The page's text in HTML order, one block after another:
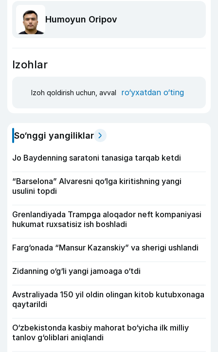
Humoyun Oripov
Izohlar
Izoh qoldirish uchun, avval ro‘yxatdan o‘ting
So‘nggi yangiliklar
Jo Baydenning saratoni tanasiga tarqab ketdi
“Barselona” Alvaresni qo‘lga kiritishning yangi
usulini topdi
Grenlandiyada Trampga aloqador neft kompaniyasi
hukumat ruxsatisiz ish boshladi
Farg‘onada “Mansur Kazanskiy” va sherigi ushlandi
Zidanning o‘g‘li yangi jamoaga o‘tdi
Avstraliyada 150 yil oldin olingan kitob kutubxonaga
qaytarildi
O‘zbekistonda kasbiy mahorat bo‘yicha ilk milliy
tanlov g‘oliblari aniqlandi